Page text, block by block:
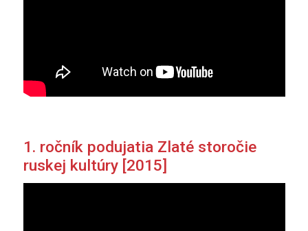
1. ročník podujatia Zlaté storočie
ruskej kultúry [2015]